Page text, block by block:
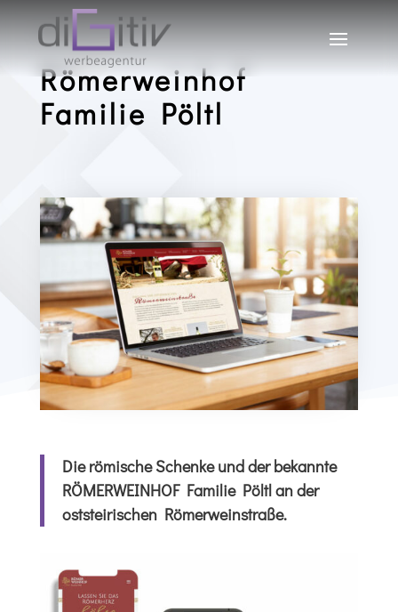
WEBDESIGN
Römerweinhof
Familie Pöltl
Die römische Schenke und der bekannte
RÖMERWEINHOF Familie Pöltl an der
oststeirischen Römerweinstraße.